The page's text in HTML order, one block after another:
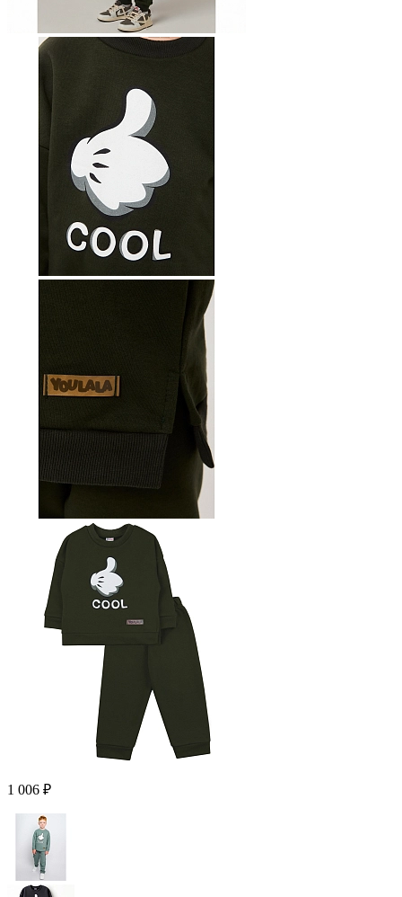
1 006 ₽